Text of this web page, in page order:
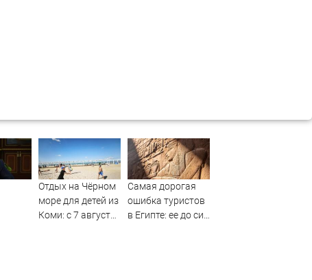
Отдых на Чёрном
море для детей из
Коми: с 7 августа
Самая дорогая
ошибка туристов
в Египте: ее до сих